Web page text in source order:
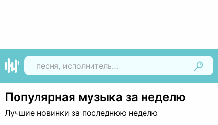
Популярная музыка за неделю
Лучшие новинки за последнюю неделю